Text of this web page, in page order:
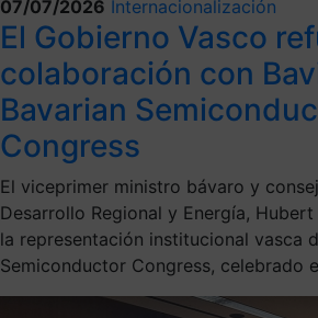
07/07/2026 Internacionalización
El Gobierno Vasco
colaboración con
Bavarian
Congress
El viceprimer ministro bávaro y
Desarrollo Regional y Energía,
la representación institucional vasca
Semiconductor Congress, celebrado